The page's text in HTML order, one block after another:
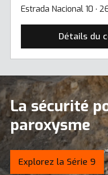
Estrada Nacional 10 ∙
Détails du
La sécurité
paroxysme
Explorez la Série 9